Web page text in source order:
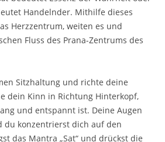
Handelnder. Mithilfe dieses
Herzzentrum, weiten es und
Fluss des Prana-Zentrums des
Sitzhaltung und richte deine
dein Kinn in Richtung Hinterkopf,
und entspannt ist. Deine Augen
du konzentrierst dich auf den
das Mantra „Sat“ und drückst die